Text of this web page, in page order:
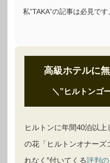
私”TAKA”の記事は必見です
高級ホテルに
＼”ヒルトンゴ
ヒルトンに年間40泊以
の花「ヒルトンオナーズ
れなく”付いてくる評判